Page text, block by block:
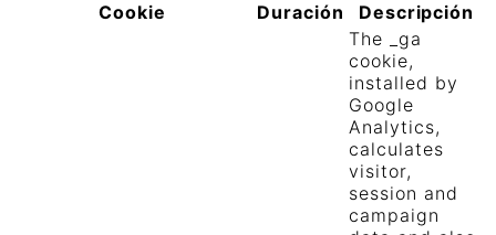
Cookie
Duración Descripción
The _ga
cookie,
installed by
Google
Analytics,
calculates
visitor,
session and
campaign